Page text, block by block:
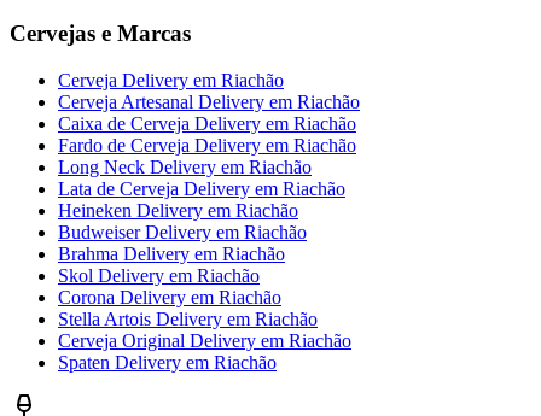
Cervejas e Marcas
Cerveja Delivery em Riachão
Cerveja Artesanal Delivery em Riachão
Caixa de Cerveja Delivery em Riachão
Fardo de Cerveja Delivery em Riachão
Long Neck Delivery em Riachão
Lata de Cerveja Delivery em Riachão
Heineken Delivery em Riachão
Budweiser Delivery em Riachão
Brahma Delivery em Riachão
Skol Delivery em Riachão
Corona Delivery em Riachão
Stella Artois Delivery em Riachão
Cerveja Original Delivery em Riachão
Spaten Delivery em Riachão